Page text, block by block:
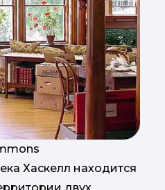
Хаскелл находится
двух